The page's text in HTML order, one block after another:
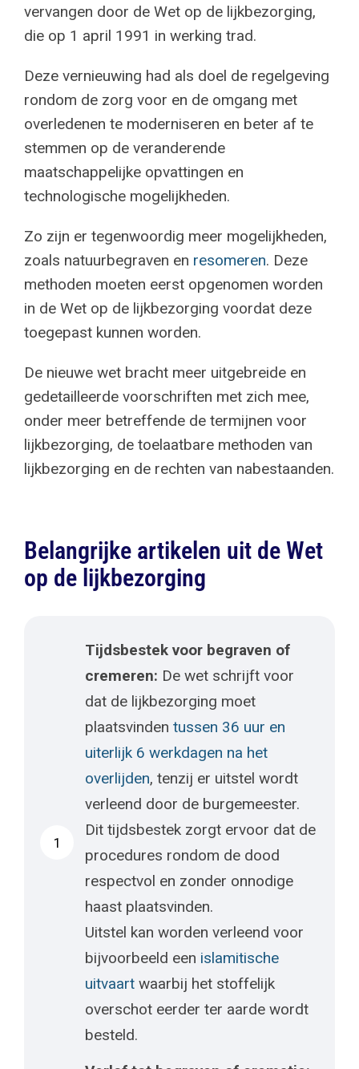
vervangen door de Wet op de lijkbezorging,
die op 1 april 1991 in werking trad.
Deze vernieuwing had als doel de regelgeving
rondom de zorg voor en de omgang met
overledenen te moderniseren en beter af te
stemmen op de veranderende
maatschappelijke opvattingen en
technologische mogelijkheden.
Zo zijn er tegenwoordig meer mogelijkheden,
zoals natuurbegraven en resomeren. Deze
methoden moeten eerst opgenomen worden
in de Wet op de lijkbezorging voordat deze
toegepast kunnen worden.
De nieuwe wet bracht meer uitgebreide en
gedetailleerde voorschriften met zich mee,
onder meer betreffende de termijnen voor
lijkbezorging, de toelaatbare methoden van
lijkbezorging en de rechten van nabestaanden.
Belangrijke artikelen uit de Wet
op de lijkbezorging
1
Tijdsbestek voor begraven of
cremeren: De wet schrijft voor
dat de lijkbezorging moet
plaatsvinden tussen 36 uur en
uiterlijk 6 werkdagen na het
overlijden, tenzij er uitstel wordt
verleend door de burgemeester.
Dit tijdsbestek zorgt ervoor dat de
procedures rondom de dood
respectvol en zonder onnodige
haast plaatsvinden.
Uitstel kan worden verleend voor
bijvoorbeeld een islamitische
uitvaartwaarbij het stoffelijk
overschot eerder ter aarde wordt
besteld.